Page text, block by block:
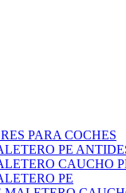
PARA COCHES
PE
CAUCHO
PE